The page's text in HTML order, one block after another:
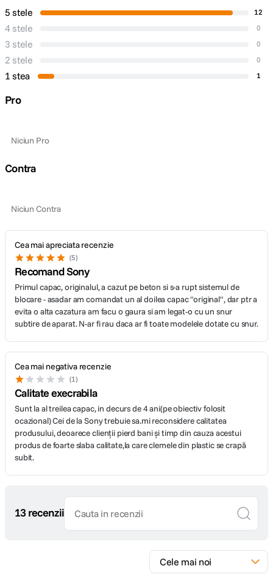
5 stele 12
4 stele 0
3 stele 0
2 stele 0
1 stea 1
Pro
Niciun Pro
Contra
Niciun Contra
Cea mai apreciata recenzie
5
Recomand Sony
Primul capac, originalul, a cazut pe beton si s-a rupt sistemul de
blocare - asadar am comandat un al doilea capac "original", dar ptr a
evita o alta cazatura am facu o gaura si am legat-o cu un snur
subtire de aparat. N-ar fi rau daca ar fi toate modelele dotate cu snur.
Cea mai negativa recenzie
1
Calitate execrabila
Sunt la al treilea capac, in decurs de 4 ani(pe obiectiv folosit
ocazional) Cei de la Sony trebuie sa.mi reconsidere calitatea
produsului, deoarece clienții pierd bani și timp din cauza acestui
produs de foarte slaba calitate,la care clemele din plastic se crapă
subit.
13 recenzii